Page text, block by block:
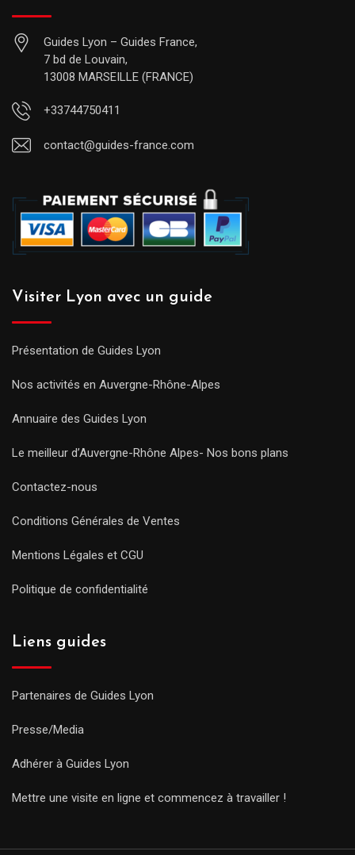
Guides Lyon – Guides France,
7 bd de Louvain,
13008 MARSEILLE (FRANCE)
+33744750411
contact@guides-france.com
Visiter Lyon avec un guide
Présentation de Guides Lyon
Nos activités en Auvergne-Rhône-Alpes
Annuaire des Guides Lyon
Le meilleur d’Auvergne-Rhône Alpes- Nos bons plans
Contactez-nous
Conditions Générales de Ventes
Mentions Légales et CGU
Politique de confidentialité
Liens guides
Partenaires de Guides Lyon
Presse/Media
Adhérer à Guides Lyon
Mettre une visite en ligne et commencez à travailler !